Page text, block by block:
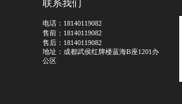
联系我们
电话： 18140119082
售前： 18140119082
售后： 18140119082
地址：成都武侯红牌楼蓝海B座1201办
公区